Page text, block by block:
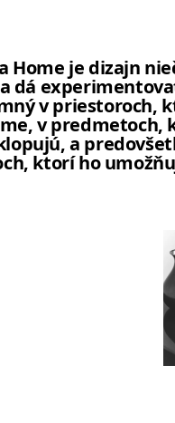
Home je dizajn
dá
v priestoroch,
v predmetoch,
a
ktorí ho